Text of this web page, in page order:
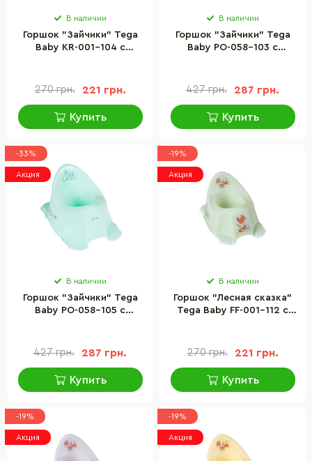
В наличии
Горшок "Зайчики" Tega
Baby KR-001-104 с
270 грн. 221 грн.
Купить
В наличии
Горшок "Зайчики" Tega
Baby PO-058-103 с
427 грн. 287 грн.
Купить
-33%
Акция
В наличии
Горшок "Зайчики" Tega
Baby PO-058-105 с
427 грн. 287 грн.
Купить
-19%
Акция
В наличии
Горшок "Лесная сказка"
Tega Baby FF-001-112 с
270 грн. 221 грн.
Купить
-19%
Акция
-19%
Акция